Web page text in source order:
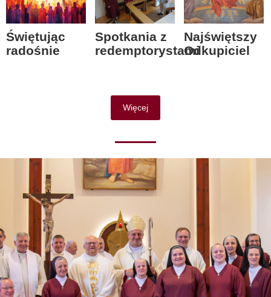
Świętując
radośnie
Spotkania z
redemptorystami
Najświętszy
Odkupiciel
Więcej